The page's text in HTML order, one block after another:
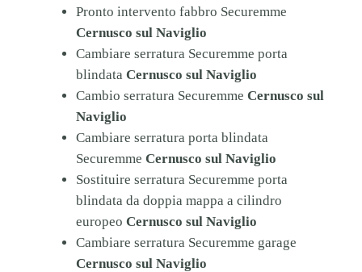
Pronto intervento fabbro Securemme
Cernusco sul Naviglio
Cambiare serratura Securemme porta
blindata Cernusco sul Naviglio
Cambio serratura Securemme Cernusco sul
Naviglio
Cambiare serratura porta blindata
Securemme Cernusco sul Naviglio
Sostituire serratura Securemme porta
blindata da doppia mappa a cilindro
europeo Cernusco sul Naviglio
Cambiare serratura Securemme garage
Cernusco sul Naviglio